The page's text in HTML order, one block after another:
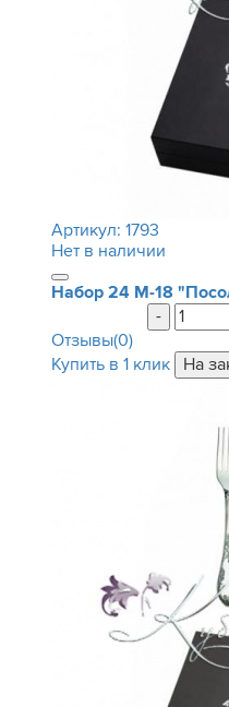
Артикул:1793
Нет в наличии
Набор 24 М-18
-
Отзывы(0)
Купить в 1 клик